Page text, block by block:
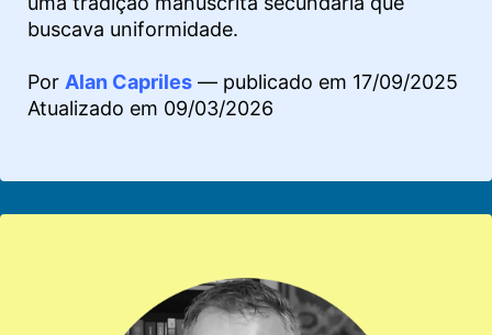
buscava uniformidade.
Por Alan Capriles — publicado em 17/09/2025
Atualizado em 09/03/2026